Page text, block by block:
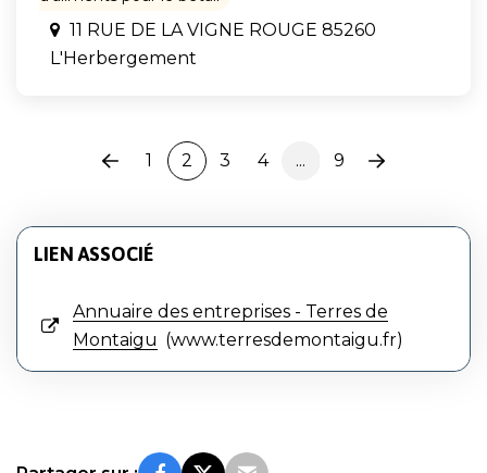
11 RUE DE LA VIGNE ROUGE 85260
L'Herbergement
Page1 2 3 4 ... 9
Page
LIEN ASSOCIÉ
Annuaire des entreprises - Terres de
Montaigu
www.terresdemontaigu.fr